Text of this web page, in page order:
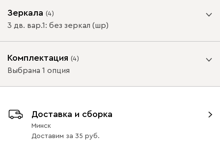
Белая шагрень Береза
Бургундский
Цвет корпуса
Белая Шагрень Береза
ВАЖНО! При глубине шкафа-купе менее 60 см /
распашного шкафа менее 50 см, устанавливается
Схемы наполнения
Зеркала (4)
3 дв. вар.1: без зеркал (шр)
Комплектация (4)
Выбрана 1 опция
ВАЖНО! При глубине шкафа-купе менее 60 см /
распашного шкафа менее 50 см, устанавливается
выдвижная штанга.
Доставка и сборка
Минск
Доставим за 35